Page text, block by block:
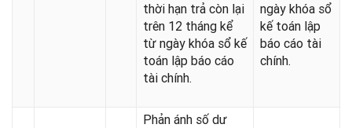
thời hạn trả còn lại
trên 12 tháng kể
từ ngày khóa sổ kế
toán lập báo cáo
tài chính.
ngày khóa sổ
kế toán lập
báo cáo tài
chính.
Phản ánh số dư